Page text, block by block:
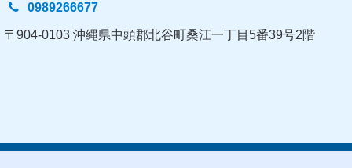
0989266677
〒904-0103 沖縄県中頭郡北谷町桑江一丁目5番39号2階